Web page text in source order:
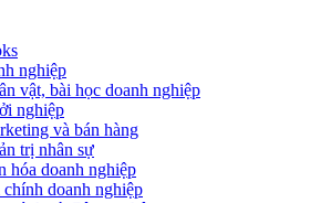
nghiệp
vật, bài học doanh nghiệp
nghiệp
và bán hàng
trị nhân sự
hóa doanh nghiệp
chính doanh nghiệp